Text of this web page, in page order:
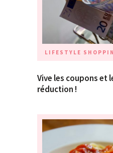
LIFESTYLE
Vive les coupons et
réduction !